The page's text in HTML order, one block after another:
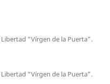
“Vírgen de la Puerta”.
“Vírgen de la Puerta”.